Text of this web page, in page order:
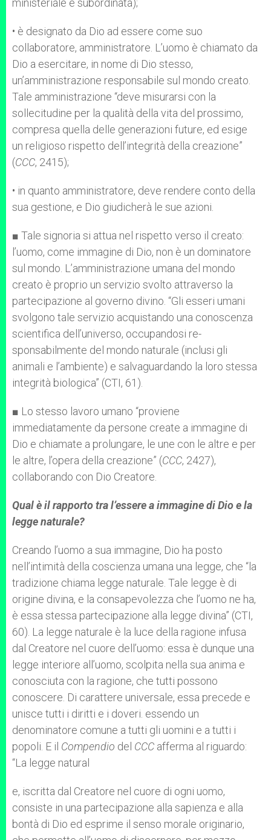
ministeriale e subordinata);
• è designato da Dio ad essere come suo
collaboratore, amministratore. L’uomo è chiamato da
Dio a esercitare, in nome di Dio stesso,
un’amministrazione responsabile sul mondo creato.
Tale amministrazione “deve misurarsi con la
sollecitudine per la qualità della vita del prossimo,
compresa quella delle generazioni future, ed esige
un religioso rispetto dell’integrità della creazione”
(CCC, 2415);
• in quanto amministratore, deve rendere conto della
sua gestione, e Dio giudicherà le sue azioni.
■ Tale signoria si attua nel rispetto verso il creato:
l’uomo, come immagine di Dio, non è un dominatore
sul mondo. L’amministra­zio­ne umana del mondo
creato è proprio un servizio svolto attraverso la
partecipazione al governo divino. “Gli esseri umani
svolgono tale servizio acquistando una conoscenza
scientifica dell’universo, occupandosi re­
sponsabilmente del mondo naturale (inclusi gli
animali e l’ambiente) e salvaguardando la loro stessa
integrità biologica” (CTI, 61).
■ Lo stesso lavoro umano “proviene
immediatamente da persone create a immagine di
Dio e chiamate a prolungare, le une con le altre e per
le altre, l’opera della creazione” (CCC, 2427),
collaborando con Dio Creatore.
Qual è il rapporto tra l’essere a immagine di Dio e la
legge naturale?
Creando l’uomo a sua immagine, Dio ha posto
nell’intimità della coscienza umana una legge, che “la
tradizione chiama legge naturale. Tale legge è di
origine divina, e la consapevolezza che l’uomo ne ha,
è essa stessa partecipazione alla legge divina” (CTI,
60). La legge naturale è la luce della ragione infusa
dal Creatore nel cuore dell’uomo: essa è dunque una
legge interiore all’uomo, scolpita nella sua anima e
conosciuta con la ragione, che tutti possono
conoscere. Di carattere universale, essa precede e
unisce tutti i diritti e i doveri. essendo un
denominatore comune a tutti gli uomini e a tutti i
popoli. E il Compendio del CCC afferma al riguardo:
“La legge natural
e, iscritta dal Creatore nel cuore di ogni uomo,
consiste in una partecipazione alla sapienza e alla
bontà di Dio ed esprime il senso morale originario,